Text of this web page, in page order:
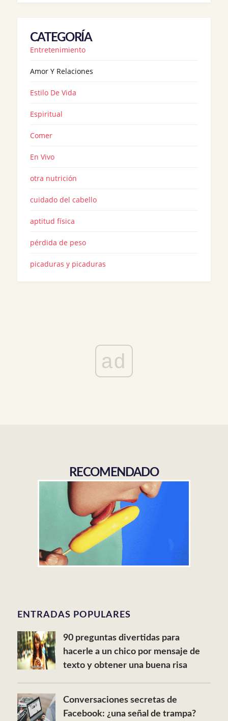
CATEGORÍA
Entretenimiento
Amor Y Relaciones
Estilo De Vida
Espiritual
Comer
En Vivo
otra nutrición
cuidado del cabello
aptitud física
pérdida de peso
picaduras y picaduras
ad
RECOMENDADO
ENTRADAS POPULARES
90 preguntas divertidas para
hacerle a un chico por mensaje de
texto y obtener una buena risa
Conversaciones secretas de
Facebook: ¿una señal de trampa?